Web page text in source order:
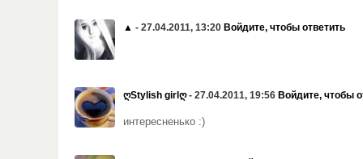
▲ - 27.04.2011, 13:20 Войдите, чтобы ответить
ღStylish girlღ- 27.04.2011, 19:56 Войдите, чтобы
интересненько :)